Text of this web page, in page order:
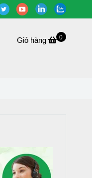
Giỏ hàng 0